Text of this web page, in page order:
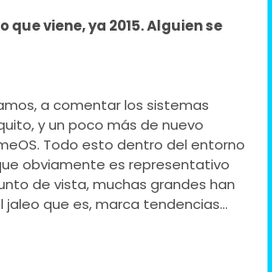
que viene, ya 2015. Alguien se
a comentar los sistemas
y un poco más de nuevo
Todo esto dentro del entorno
obviamente es representativo
de vista, muchas grandes han
jaleo que es, marca tendencias...